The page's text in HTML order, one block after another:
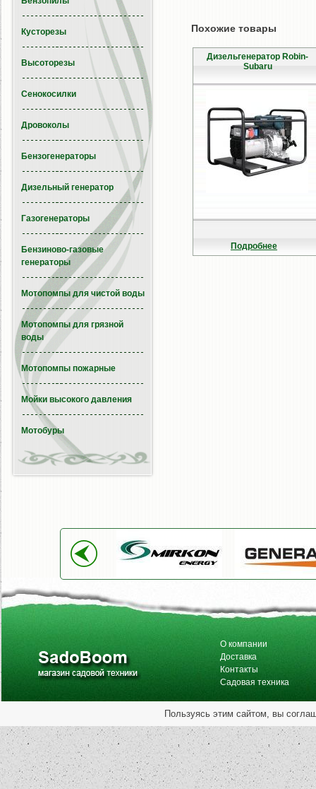
Похожие товары
Дизельгенератор Robin-
Subaru
Подробнее
Кусторезы
Высоторезы
Сенокосилки
Дровоколы
Бензогенераторы
Дизельный генератор
Газогенераторы
Бензиново-газовые
генераторы
Мотопомпы для чистой воды
Мотопомпы для грязной
воды
Мотопомпы пожарные
Мойки высокого давления
Мотобуры
О компании
Доставка
Контакты
Садовая техника
Пользуясь этим сайтом, вы